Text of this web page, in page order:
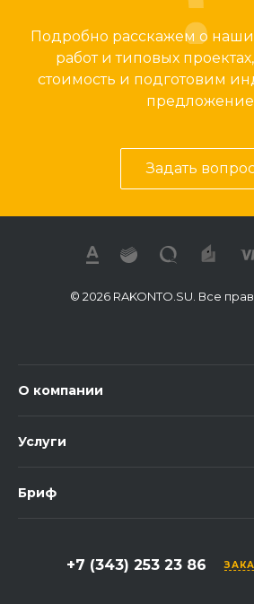
Подробно расскажем о
работ и типовых
стоимость и подготовим
Задать
© 2026 RAKONTO.SU. Все
О компании
Услуги
Бриф
+7 (343) 253 23 86